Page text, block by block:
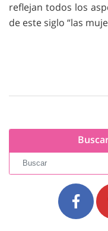
reflejan todos los
de este siglo “las